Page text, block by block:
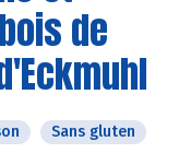
de
Sans gluten